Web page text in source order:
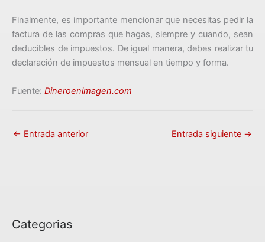
Finalmente, es importante mencionar que necesitas pedir la
factura de las compras que hagas, siempre y cuando, sean
deducibles de impuestos. De igual manera, debes realizar tu
declaración de impuestos mensual en tiempo y forma.
Fuente: Dineroenimagen.com
← Entrada anterior Entrada siguiente →
Categorias
C